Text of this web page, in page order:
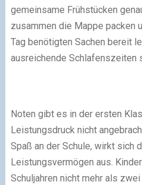
gemeinsame Frühstücken
zusammen die Mappe packen
Tag benötigten Sachen bereit
ausreichende Schlafenszeiten
Noten gibt es in der ersten
Leistungsdruck nicht
Spaß an der Schule, wirkt sich
Leistungsvermögen aus.
Schuljahren nicht mehr als